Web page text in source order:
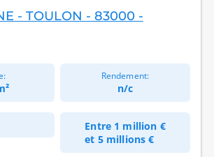
- TOULON - 83000 -
Rendement:
n/c
Entre 1 million €
et 5 millions €